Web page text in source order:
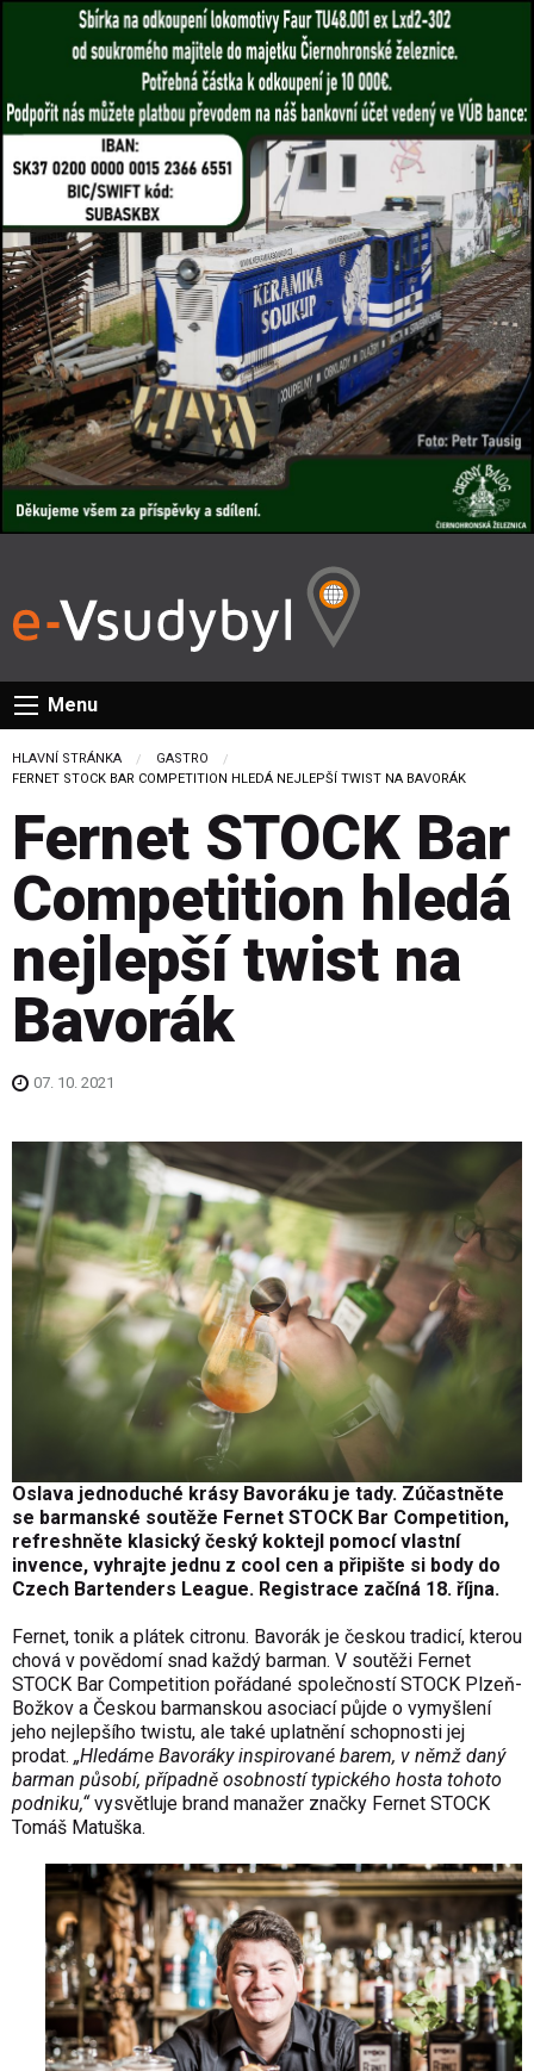
Menu
HLAVNÍ STRÁNKA
GASTRO
CURRENT:
FERNET STOCK BAR COMPETITION HLEDÁ NEJLEPŠÍ TWIST NA BAVORÁK
Fernet STOCK Bar
Competition hledá
nejlepší twist na
Bavorák
07. 10. 2021
Oslava jednoduché krásy Bavoráku je tady. Zúčastněte
se barmanské soutěže Fernet STOCK Bar Competition,
refreshněte klasický český koktejl pomocí vlastní
invence, vyhrajte jednu z cool cen a připište si body do
Czech Bartenders League. Registrace začíná 18. října.
Fernet, tonik a plátek citronu. Bavorák je českou tradicí, kterou
chová v povědomí snad každý barman. V soutěži Fernet
STOCK Bar Competition pořádané společností STOCK Plzeň-
Božkov a Českou barmanskou asociací půjde o vymyšlení
jeho nejlepšího twistu, ale také uplatnění schopnosti jej
prodat. „Hledáme Bavoráky inspirované barem, v němž daný
barman působí, případně osobností typického hosta tohoto
podniku,“vysvětluje brand manažer značky Fernet STOCK
Tomáš Matuška.